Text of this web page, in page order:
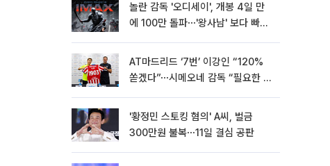
놀란 감독 '오디세이', 개봉 4일 만
에 100만 돌파⋯'왕사남' 보다 빠르
AT마드리드 ‘7번’ 이강인 “120%
쏟겠다”⋯시메오네 감독 “필요한 선
'황정민 스토킹 혐의' A씨, 벌금
300만원 불복⋯11일 결심 공판